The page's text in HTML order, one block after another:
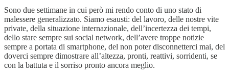
Sono due settimane in cui però mi rendo conto di uno stato di
malessere generalizzato. Siamo esausti: del lavoro, delle nostre vite
private, della situazione internazionale, dell’incertezza dei tempi,
dello stare sempre sui social network, dell’avere troppe notizie
sempre a portata di smartphone, del non poter disconnetterci mai, del
doverci sempre dimostrare all’altezza, pronti, reattivi, sorridenti, se
con la battuta e il sorriso pronto ancora meglio.